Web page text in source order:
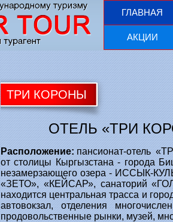
ГЛАВНАЯ
АКЦИИ
ТРИ КОРОНЫ
ОТЕЛЬ «ТРИ
Расположение: пансионат-отель
от столицы Кыргызстана - города
незамерзающего озера - ИССЫК-
«ЗЕТО», «КЕЙСАР», санаторий
находится центральная трасса и
автовокзал, отделения
продовольственные рынки, музей,